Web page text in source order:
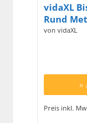
vidaXL
Rund
von vidaXL
»
Preis inkl.